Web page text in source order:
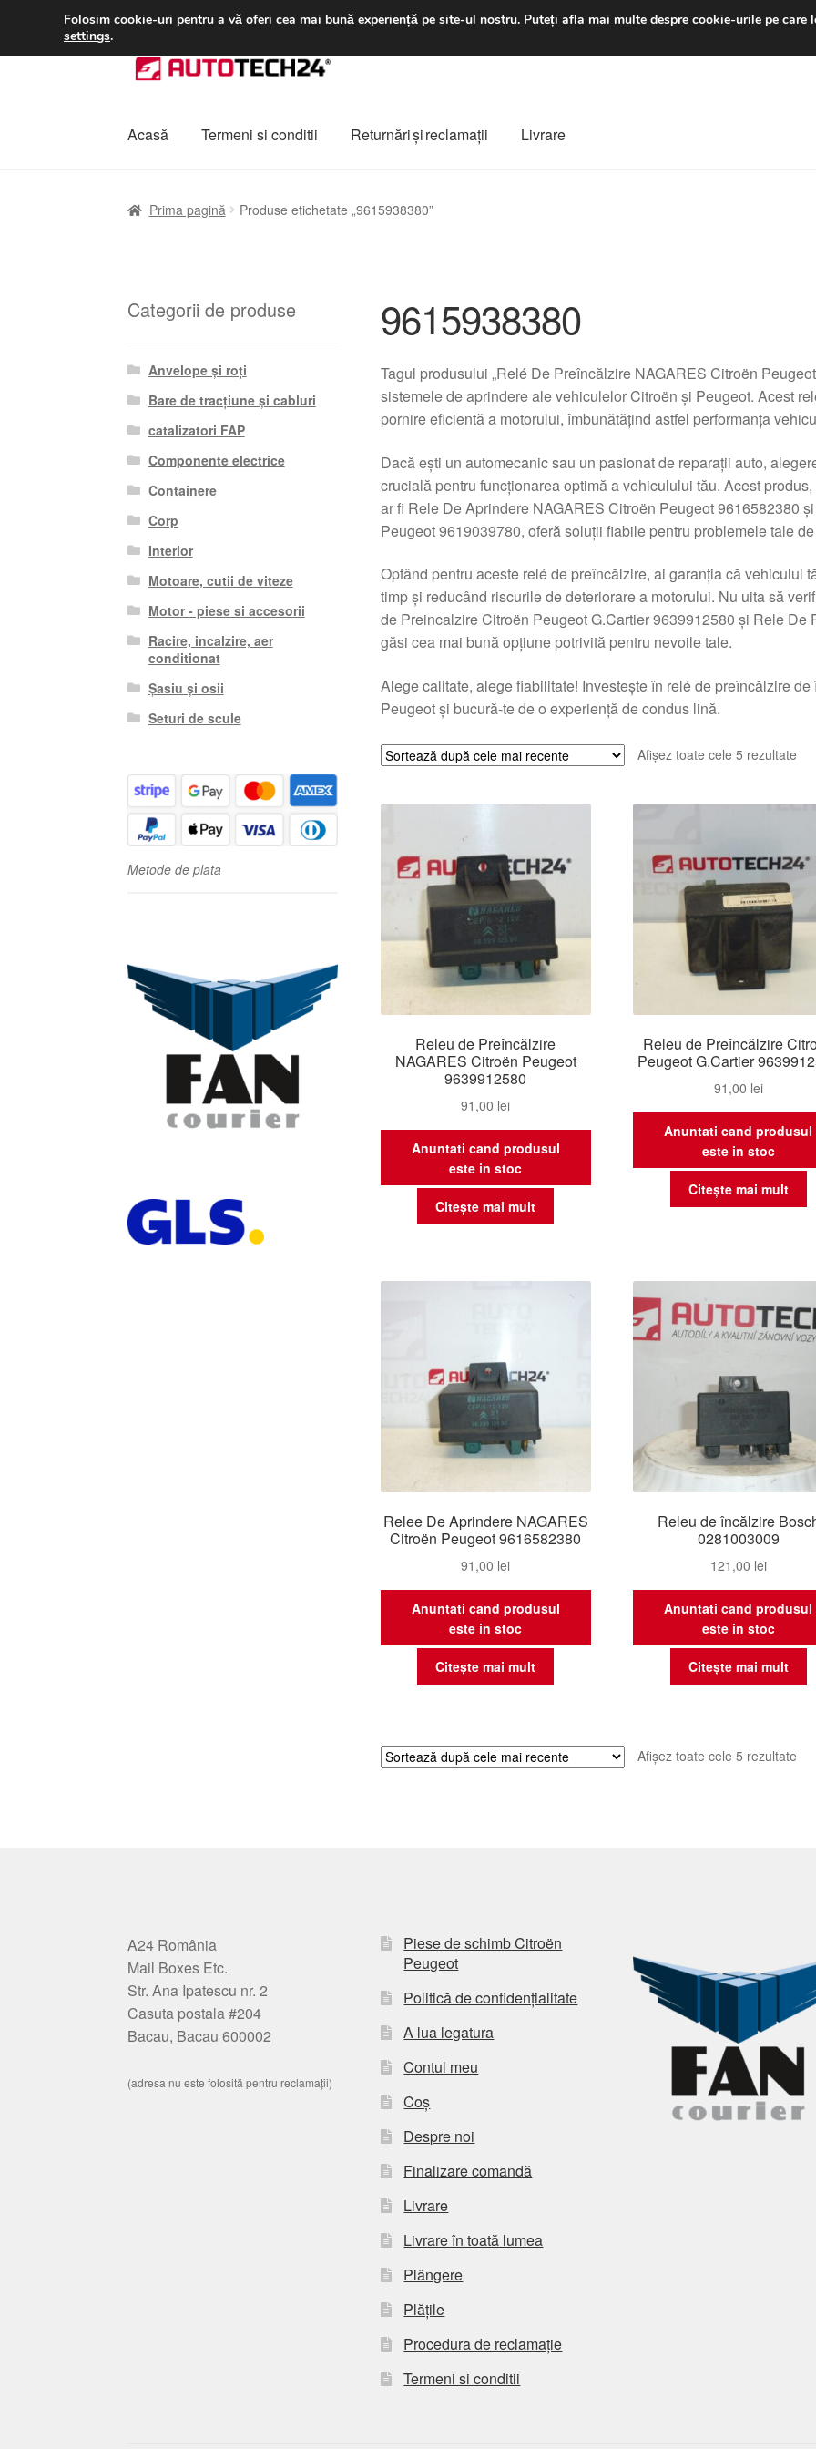
LIVRARE de la 33 lei luni-vineri 9 a.m. - 4
Sari
la
Sari
la
Acasă
Termeni si conditii Returnări şi reclamații Livrare
Prima pagină Produse etichetate „9615938380”
9615938380
Tagul produsului „Relé De Preîncălzire NAGARES Citroën
sistemele de aprindere ale vehiculelor Citroën și Peugeot. Acest
pornire eficientă a motorului, îmbunătățind astfel performanța
Dacă ești un automecanic sau un pasionat de reparații auto,
crucială pentru funcționarea optimă a vehiculului tău. Acest
ar fi Rele De Aprindere NAGARES Citroën Peugeot 9616582380
Peugeot 9619039780, oferă soluții fiabile pentru problemele tale
Optând pentru aceste relé de preîncălzire, ai garanția că vehiculul
timp și reducând riscurile de deteriorare a motorului. Nu uita să
de Preincalzire Citroën Peugeot G.Cartier 9639912580 și Rele
găsi cea mai bună opțiune potrivită pentru nevoile tale.
Alege calitate, alege fiabilitate! Investește în relé de preîncălzire
Peugeot și bucură-te de o experiență de condus lină.
Afișez toate cele 5 rezultate
Releu de Preîncălzire
NAGARES Citroën Peugeot
9639912580
91,00 lei
Anuntati cand produsul
este in stoc
Citește mai mult
Releu de Preîncălzire
Peugeot G.Cartier
91,00 lei
Anuntati cand produsul
este in stoc
Citește mai mult
Relee De Aprindere NAGARES
Citroën Peugeot 9616582380
91,00 lei
Anuntati cand produsul
este in stoc
Citește mai mult
Releu de încălzire
0281003009
121,00 lei
Anuntati cand produsul
este in stoc
Citește mai mult
Afișez toate cele 5 rezultate
Categorii de produse
Anvelope și roți
Bare de tracțiune și cabluri
catalizatori FAP
Componente electrice
Containere
Corp
Interior
Motoare, cutii de viteze
Motor - piese si accesorii
Racire, incalzire, aer
conditionat
Șasiu și osii
Seturi de scule
Metode de plata
A24 România
Mail Boxes Etc.
Str. Ana Ipatescu nr. 2
Casuta postala #204
Bacau, Bacau 600002
(adresa nu este folosită pentru reclamații)
Piese de schimb Citroën
Peugeot
Politică de confidențialitate
A lua legatura
Contul meu
Coș
Despre noi
Finalizare comandă
Livrare
Livrare în toată lumea
Plângere
Plățile
Procedura de reclamație
Termeni si conditii
Folosim cookie-uri pentru a vă oferi cea mai bună experiență pe site-ul nostru. Puteți afla mai multe despre cookie-urile pe
settings.